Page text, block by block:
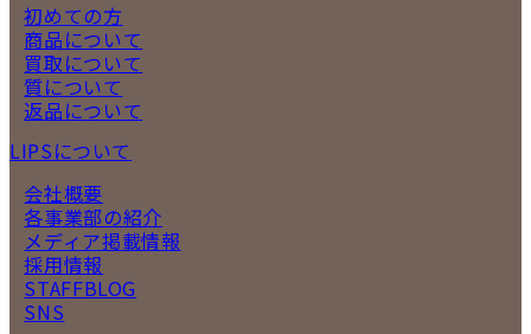
初めての方
商品について
買取について
質について
返品について
LIPSについて
会社概要
各事業部の紹介
メディア掲載情報
採用情報
STAFFBLOG
SNS